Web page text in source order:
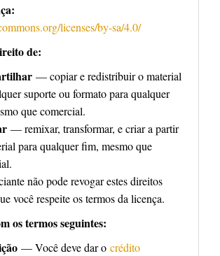
licenses/by-sa/4.0/
de:
— copiar e redistribuir o material
suporte ou formato para qualquer
que comercial.
— remixar, transformar, e criar a partir
para qualquer fim, mesmo que
não pode revogar estes direitos
você respeite os termos da licença.
os termos seguintes:
— Você deve dar o crédito